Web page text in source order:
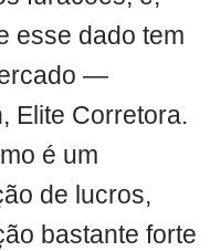
esse dado tem
—
Elite Corretora.
é um
de lucros,
bastante forte